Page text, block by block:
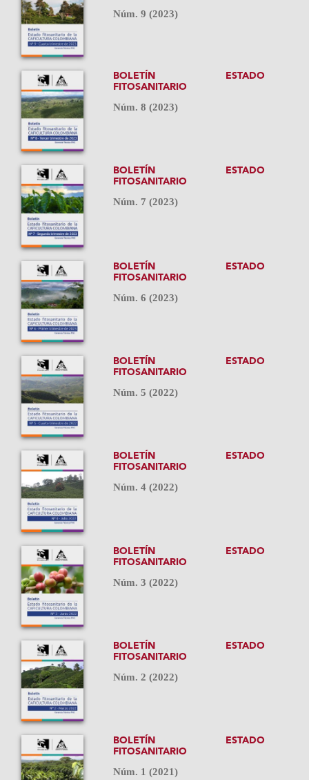
Núm. 9 (2023)
BOLETÍN ESTADO
FITOSANITARIO
Núm. 8 (2023)
BOLETÍN ESTADO
FITOSANITARIO
Núm. 7 (2023)
BOLETÍN ESTADO
FITOSANITARIO
Núm. 6 (2023)
BOLETÍN ESTADO
FITOSANITARIO
Núm. 5 (2022)
BOLETÍN ESTADO
FITOSANITARIO
Núm. 4 (2022)
BOLETÍN ESTADO
FITOSANITARIO
Núm. 3 (2022)
BOLETÍN ESTADO
FITOSANITARIO
Núm. 2 (2022)
BOLETÍN ESTADO
FITOSANITARIO
Núm. 1 (2021)